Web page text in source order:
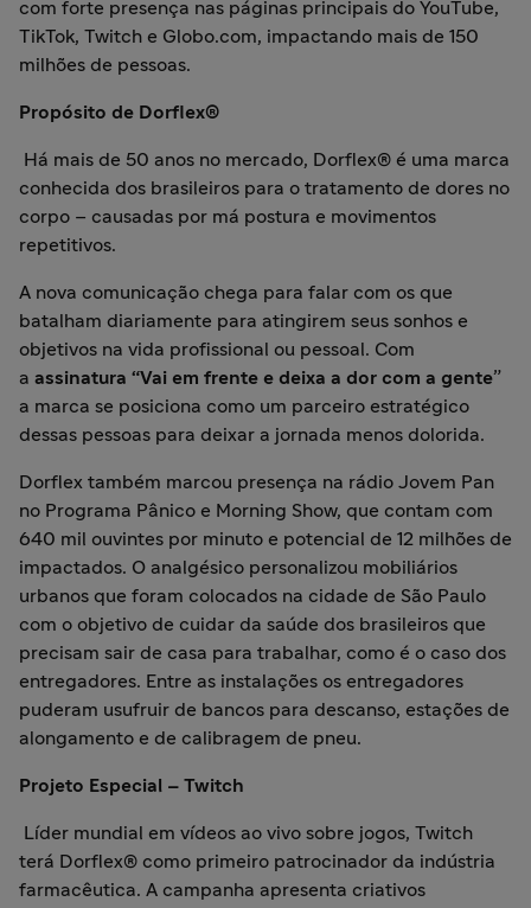
com forte presença nas páginas principais do YouTube,
TikTok, Twitch e Globo.com, impactando mais de 150
milhões de pessoas.
Propósito de Dorflex®
Há mais de 50 anos no mercado, Dorflex® é uma marca
conhecida dos brasileiros para o tratamento de dores no
corpo – causadas por má postura e movimentos
repetitivos.
A nova comunicação chega para falar com os que
batalham diariamente para atingirem seus sonhos e
objetivos na vida profissional ou pessoal. Com
a assinatura “Vai em frente e deixa a dor com a gente”
a marca se posiciona como um parceiro estratégico
dessas pessoas para deixar a jornada menos dolorida.
Dorflex também marcou presença na rádio Jovem Pan
no Programa Pânico e Morning Show, que contam com
640 mil ouvintes por minuto e potencial de 12 milhões de
impactados. O analgésico personalizou mobiliários
urbanos que foram colocados na cidade de São Paulo
com o objetivo de cuidar da saúde dos brasileiros que
precisam sair de casa para trabalhar, como é o caso dos
entregadores. Entre as instalações os entregadores
puderam usufruir de bancos para descanso, estações de
alongamento e de calibragem de pneu.
Projeto Especial – Twitch
Líder mundial em vídeos ao vivo sobre jogos, Twitch
terá Dorflex® como primeiro patrocinador da indústria
farmacêutica. A campanha apresenta criativos